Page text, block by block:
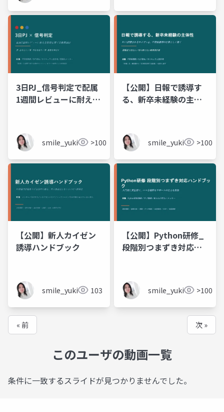
3日PJ_信号判定で配属
1週間レビューに耐える
smile_yukiko_it>100
【公開】日報で誘導す
る、新卒未経験の主体
smile_yukiko_it>100
【公開】新人カイゼン
誘導ハンドブック
smile_yukiko_it103
【公開】Python研修_
段階別つまずき対応ハ
smile_yukiko_it>100
« 前 次 »
このユーザの動画一覧
条件に一致するスライドが見つかりませんでした。